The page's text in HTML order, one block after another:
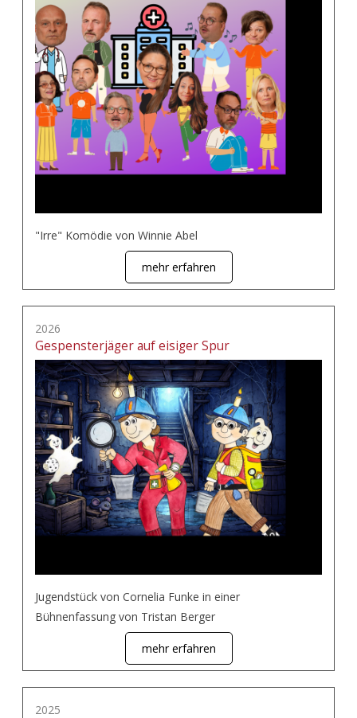
"Irre" Komödie von Winnie Abel
mehr erfahren
2026
Gespensterjäger auf eisiger Spur
Jugendstück von Cornelia Funke in einer
Bühnenfassung von Tristan Berger
mehr erfahren
2025